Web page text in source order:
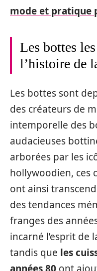
mode et pratique
Les bottes
l’histoire de
Les bottes sont
des créateurs de
intemporelle des
audacieuses
arborées par les
hollywoodien, ces
ont ainsi
des tendances
franges des
incarné l’esprit de
tandis que les